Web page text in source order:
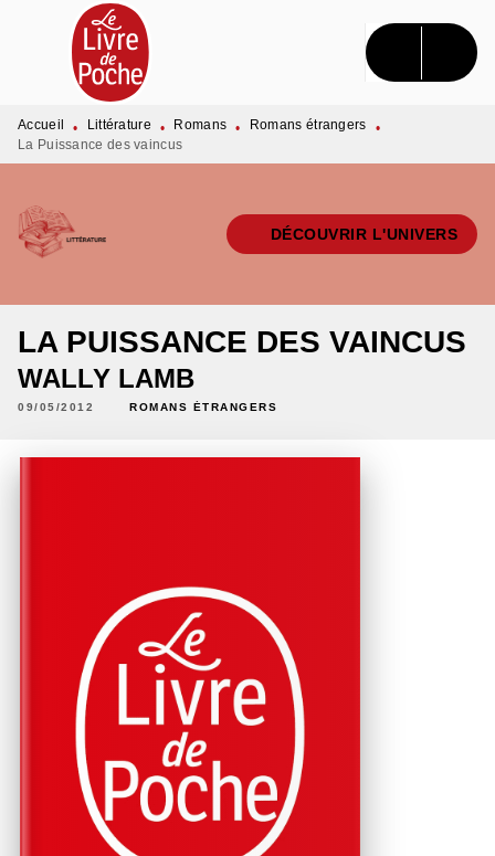
MENU RECHERCHE CONTENU
PIED DE PAGE
Accueil • Littérature • Romans • Romans étrangers
•
La Puissance des vaincus
DÉCOUVRIR L'UNIVERS
LA PUISSANCE DES VAINCUS
WALLY LAMB
09/05/2012 ROMANS ÉTRANGERS